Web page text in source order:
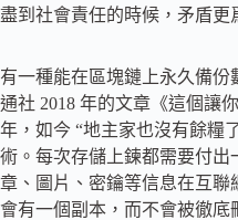
盡到社會責任的時候，矛盾更
有一種能在區塊鏈上永久備份
通社 2018 年的文章《這個讓
年，如今 “地主家也沒有餘糧
術。每次存儲上鍊都需要付出
章、圖片、密鑰等信息在互聯
會有一個副本，而不會被徹底